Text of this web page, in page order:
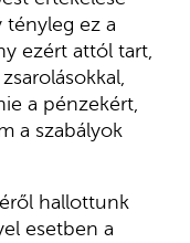
ez a
ezért attól tart,
a pénzekért,
a szabályok
hallottunk
esetben a